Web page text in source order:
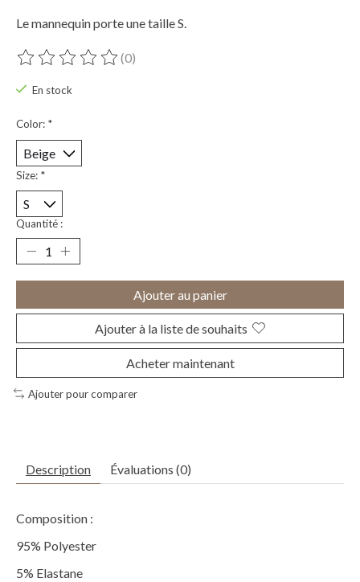
Le mannequin porte une taille S.
Ce produit est évalué à
(0)
En stock
Color: *
Size: *
Quantité :
Ajouter au panier
Ajouter à la liste de souhaits
Acheter maintenant
Ajouter pour comparer
Description Évaluations (0)
Composition :
95% Polyester
5% Elastane